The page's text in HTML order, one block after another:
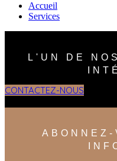
Accueil
Services
L'UN DE
CONTACTEZ-NOUS